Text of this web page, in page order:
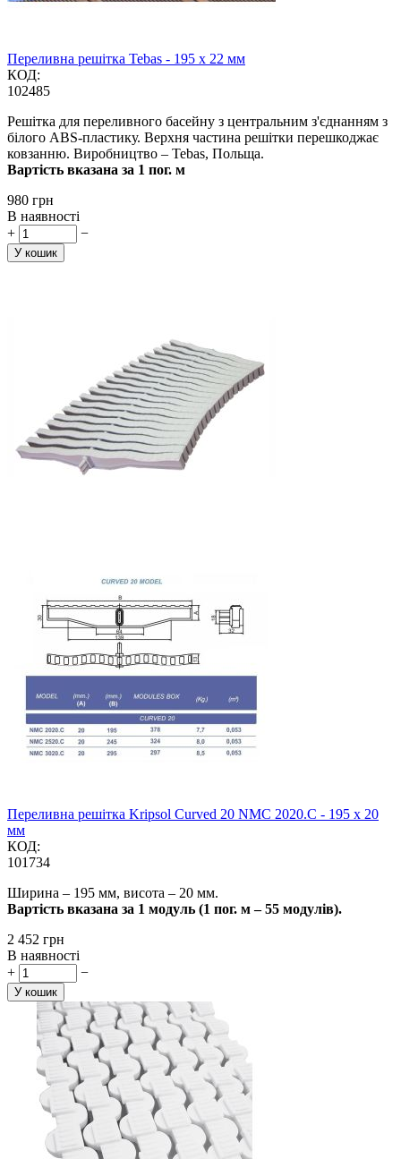
Переливна решітка Tebas - 195 x 22 мм
КОД:
102485
Решітка для переливного басейну з центральним з'єднанням з
білого ABS-пластику. Верхня частина решітки перешкоджає
ковзанню. Виробництво – Tebas, Польща.
Вартість вказана за 1 пог. м
‍980‍ грн
В наявності
+
−
У кошик
Переливна решітка Kripsol Curved 20 NMC 2020.C - 195 x 20
мм
КОД:
101734
Ширина – 195 мм, висота – 20 мм.
Вартість вказана за 1 модуль (1 пог. м – 55 модулів).
‍2 452‍ грн
В наявності
+
−
У кошик